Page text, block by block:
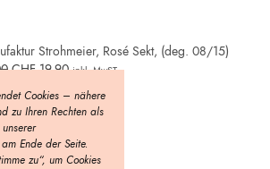
Strohmeier, Rosé Sekt, (deg. 08/15)
CHF19,90 inkl. MwST.
Cookies – nähere
zu Ihren Rechten als
Ende der Seite.
zu“, um Cookies